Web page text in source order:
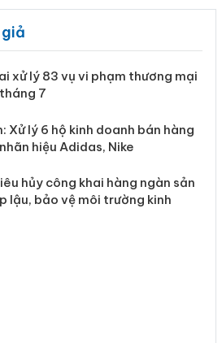
xử lý 83 vụ vi phạm thương
tháng 7
Yên: Xử lý 6 hộ kinh doanh bán
giả mạo nhãn hiệu Adidas, Nike